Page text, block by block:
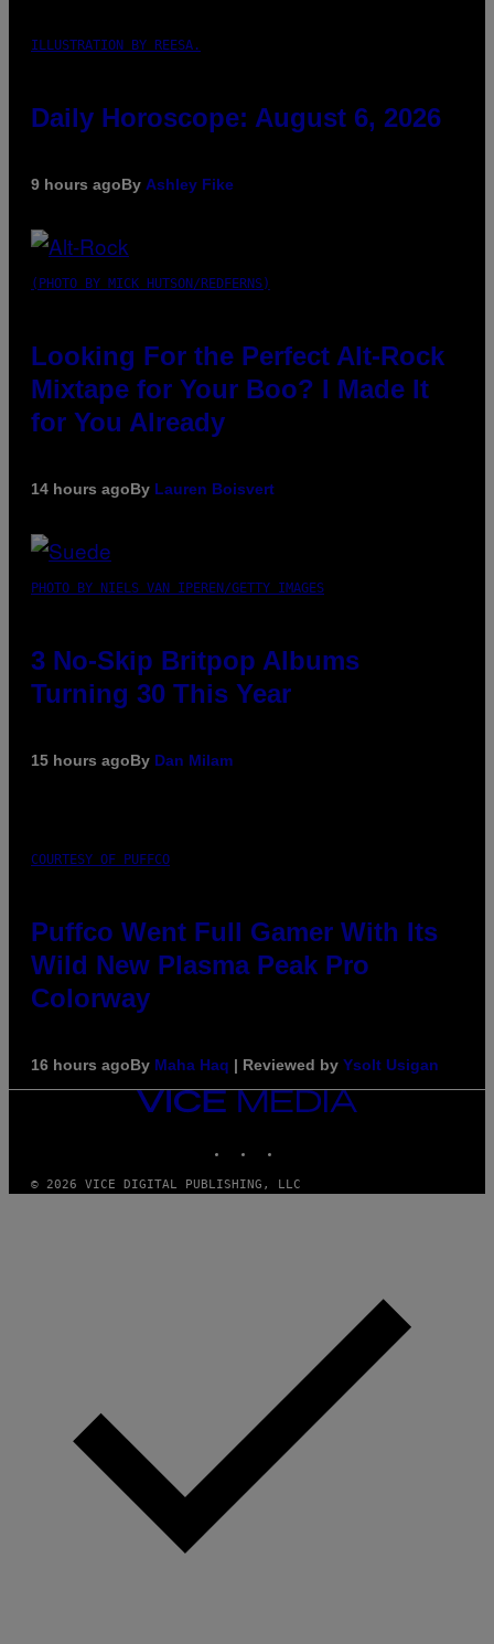
ILLUSTRATION BY REESA.
Daily Horoscope: August 6, 2026
9 hours agoBy Ashley Fike
(PHOTO BY MICK HUTSON/REDFERNS)
Looking For the Perfect Alt-Rock
Mixtape for Your Boo? I Made It
for You Already
14 hours agoBy Lauren Boisvert
PHOTO BY NIELS VAN IPEREN/GETTY IMAGES
3 No-Skip Britpop Albums
Turning 30 This Year
15 hours agoBy Dan Milam
COURTESY OF PUFFCO
Puffco Went Full Gamer With Its
Wild New Plasma Peak Pro
Colorway
16 hours agoBy Maha Haq | Reviewed by Ysolt Usigan
VICE
MEDIA
© 2026 VICE DIGITAL PUBLISHING, LLC